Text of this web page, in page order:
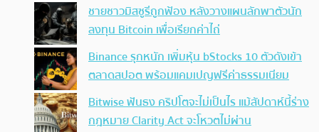
ชายชาวมิสซูรีถูกฟ้อง หลังวางแผนลักพาตัวนัก
ลงทุน Bitcoin เพื่อเรียกค่าไถ่
Binance รุกหนัก เพิ่มหุ้น bStocks 10 ตัวดังเข้า
ตลาดสปอต พร้อมแคมเปญฟรีค่าธรรมเนียม
Bitwise ฟันธง คริปโตจะไม่เป็นไร แม้สัปดาห์นี้ร่าง
กฎหมาย Clarity Act จะโหวตไม่ผ่าน